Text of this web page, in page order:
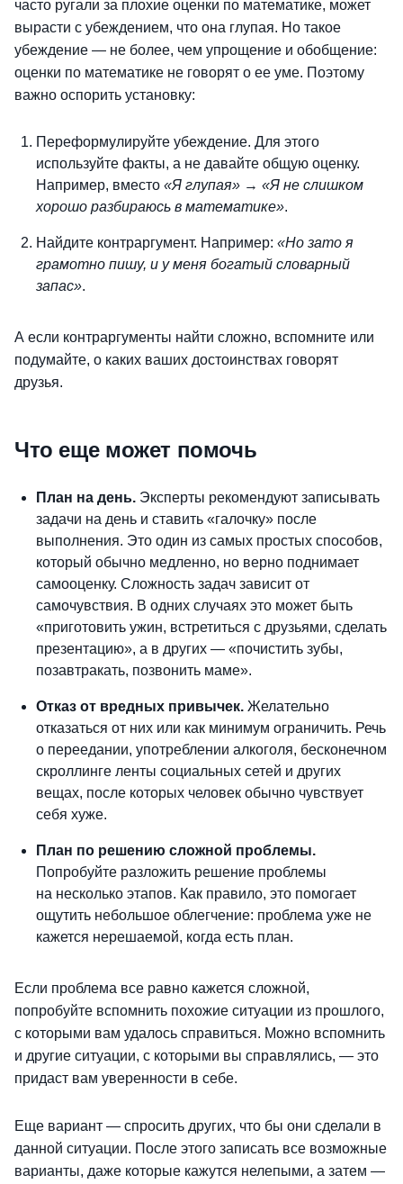
часто ругали за плохие оценки по математике, может
вырасти с убеждением, что она глупая. Но такое
убеждение — не более, чем упрощение и обобщение:
оценки по математике не говорят о ее уме. Поэтому
важно оспорить установку:
Переформулируйте убеждение. Для этого
используйте факты, а не давайте общую оценку.
Например, вместо «Я глупая» → «Я не слишком
хорошо разбираюсь в математике».
Найдите контраргумент. Например: «Но зато я
грамотно пишу, и у меня богатый словарный
запас».
А если контраргументы найти сложно, вспомните или
подумайте, о каких ваших достоинствах говорят
друзья.
Что еще может помочь
План на день. Эксперты рекомендуют записывать
задачи на день и ставить «галочку» после
выполнения. Это один из самых простых способов,
который обычно медленно, но верно поднимает
самооценку. Сложность задач зависит от
самочувствия. В одних случаях это может быть
«приготовить ужин, встретиться с друзьями, сделать
презентацию», а в других — «почистить зубы,
позавтракать, позвонить маме».
Отказ от вредных привычек. Желательно
отказаться от них или как минимум ограничить. Речь
о переедании, употреблении алкоголя, бесконечном
скроллинге ленты социальных сетей и других
вещах, после которых человек обычно чувствует
себя хуже.
План по решению сложной проблемы.
Попробуйте разложить решение проблемы
на несколько этапов. Как правило, это помогает
ощутить небольшое облегчение: проблема уже не
кажется нерешаемой, когда есть план.
Если проблема все равно кажется сложной,
попробуйте вспомнить похожие ситуации из прошлого,
с которыми вам удалось справиться. Можно вспомнить
и другие ситуации, с которыми вы справлялись, — это
придаст вам уверенности в себе.
Еще вариант — спросить других, что бы они сделали в
данной ситуации. После этого записать все возможные
варианты, даже которые кажутся нелепыми, а затем —